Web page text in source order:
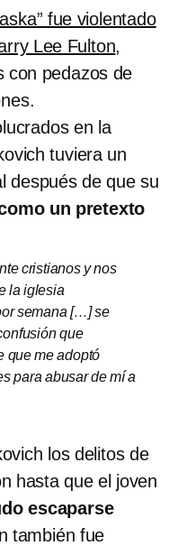
fue violentado
Lee Fulton,
con pedazos de
en la
tuviera un
después de que su
un pretexto
cristianos y nos
la iglesia
semana […] se
que
que me adoptó
para abusar de mí a
los delitos de
hasta que el joven
escaparse
también fue